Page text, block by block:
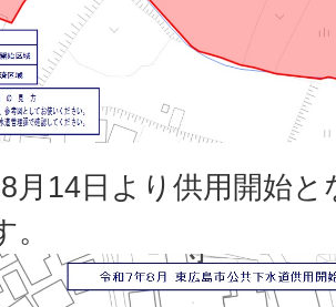
月14日より供用開始